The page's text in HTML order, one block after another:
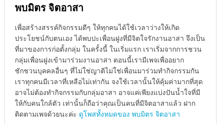
พบมิตร จิตอาสา
เพื่อสร้างสรรค์กิจกรรมดีๆ ให้ทุกคนได้ใช้เวลาว่างให้เกิด
ประโยชน์กับตนเอง ได้พบปะเพื่อนฝูงที่มีจิตใจรักงานอาสา จึงเป็น
ที่มาของการก่อตั้งกลุ่ม ในครั้งนี้ ในเริ่มแรก เราเริ่มจากการชวน
กลุ่มเพื่อนฝูงเข้ามาร่วมงานอาสา ตอนนี้เรามีเพจเพื่ออยาก
ชักชวนบุคคลอื่นๆ ที่ไม่ใช่ญาติไม่ใช่เพื่อนมาร่วมทำกิจกรรมกัน
เราทุกคนมีเวลาที่เหลือไม่เท่ากัน จงใช้เวลานั้นให้คุ้มค่ามากที่สุด
อาจไม่ต้องทำกิจกรรมกับกลุ่มอาสา อาจแค่เพียงแบ่งปันน้ำใจที่มี
ให้กับคนใกล้ตัว เท่านั้นก็ถือว่าคุณเป็นคนที่มีจิตอาสาแล้ว ฝาก
ติดตามเพจด้วยนะค่ะ ดูโพสทั้งหมดของ พบมิตร จิตอาสา